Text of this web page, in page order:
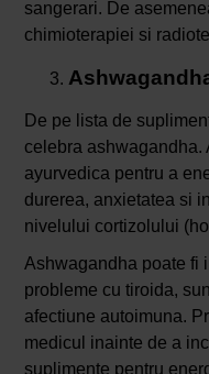
sangerari. De
chimioterapiei si
De pe lista de
celebra ashwagandha.
ayurvedica pentru a
durerea, anxietatea si
nivelului cortizolului
Ashwagandha poate fi
probleme cu tiroida,
afectiune autoimuna.
medicul inainte de a
suplimente pentru